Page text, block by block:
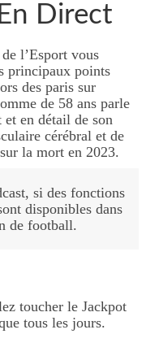
Direct
l’Esport vous
principaux points
des paris sur
de 58 ans parle
et en détail de son
cérébral et de
la mort en 2023.
si des fonctions
disponibles dans
de football.
toucher le Jackpot
tous les jours.